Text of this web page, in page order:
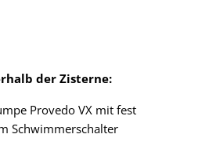
der Zisterne:
Provedo VX mit fest
Schwimmerschalter